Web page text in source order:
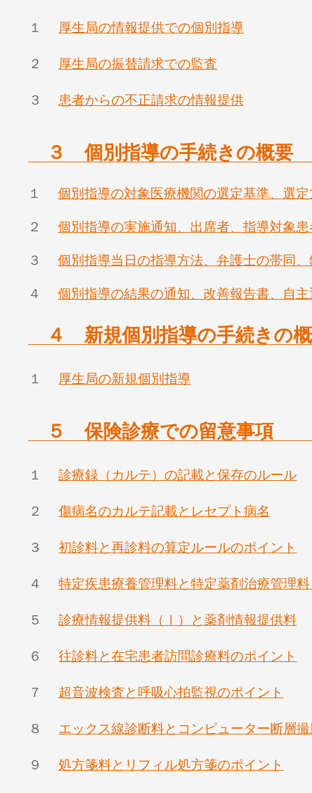
１ 厚生局の情報提供での個別指導
２ 厚生局の振替請求での監査
３ 患者からの不正請求の情報提供
３ 個別指導の手続きの概要
１ 個別指導の対象医療機関の選定基準、選
２ 個別指導の実施通知、出席者、指導対象患
３ 個別指導当日の指導方法、弁護士の帯同
４ 個別指導の結果の通知、改善報告書、自
４ 新規個別指導の手続きの
１ 厚生局の新規個別指導
５ 保険診療での留意事項
１診療録（カルテ）の記載と保存のルール
２傷病名のカルテ記載とレセプト病名
３初診料と再診料の算定ルールのポイント
４特定疾患療養管理料と特定薬剤治療管理
５診療情報提供料（Ⅰ）と薬剤情報提供料
６往診料と在宅患者訪問診療料のポイント
７ 超音波検査と呼吸心拍監視のポイント
８ エックス線診断料とコンピューター断層
９処方箋料とリフィル処方箋のポイント